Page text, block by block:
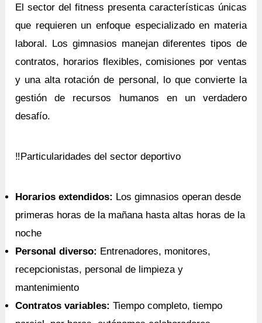
El sector del fitness presenta características únicas
que requieren un enfoque especializado en materia
laboral. Los gimnasios manejan diferentes tipos de
contratos, horarios flexibles, comisiones por ventas
y una alta rotación de personal, lo que convierte la
gestión de recursos humanos en un verdadero
desafío.
‼️Particularidades del sector deportivo
Horarios extendidos: Los gimnasios operan desde
primeras horas de la mañana hasta altas horas de la
noche
Personal diverso: Entrenadores, monitores,
recepcionistas, personal de limpieza y
mantenimiento
Contratos variables: Tiempo completo, tiempo